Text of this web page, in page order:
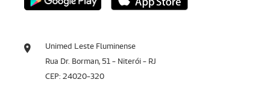
Unimed Leste Fluminense
Rua Dr. Borman, 51 - Niterói - RJ
CEP: 24020-320